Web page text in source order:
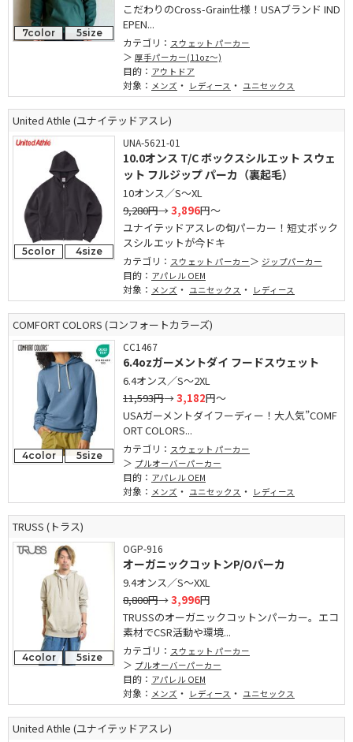
7color 5size
こだわりのCross-Grain仕様！USAブランド IND
EPEN...
カテゴリ： スウェット パーカー
厚手パーカー(11oz～)
目的： アウトドア
対象： メンズ ・ レディース ・ ユニセックス
United Athle (ユナイテッドアスレ)
5color 4size
UNA-5621-01
10.0オンス T/C ボックスシルエット スウェ
ット フルジップ パーカ（裏起毛）
10オンス／S～XL
9,280円→3,896円～
ユナイテッドアスレの旬パーカー！短丈ボック
スシルエットが今ドキ
カテゴリ： スウェット パーカー ジップパーカー
目的： アパレル OEM
対象： メンズ ・ ユニセックス ・ レディース
COMFORT COLORS (コンフォートカラーズ)
4color 5size
CC1467
6.4ozガーメントダイ フードスウェット
6.4オンス／S～2XL
11,593円→3,182円～
USAガーメントダイフーディー！大人気”COMF
ORT COLORS...
カテゴリ： スウェット パーカー
プルオーバーパーカー
目的： アパレル OEM
対象： メンズ ・ ユニセックス ・ レディース
TRUSS (トラス)
4color 5size
OGP-916
オーガニックコットンP/Oパーカ
9.4オンス／S～XXL
8,800円→3,996円
TRUSSのオーガニックコットンパーカー。エコ
素材でCSR活動や環境...
カテゴリ： スウェット パーカー
プルオーバーパーカー
目的： アパレル OEM
対象： メンズ ・ レディース ・ ユニセックス
United Athle (ユナイテッドアスレ)